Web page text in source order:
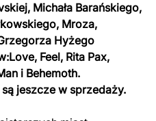
Michała Barańskiego,
Mroza,
Hyżego
Feel, Rita Pax,
i Behemoth.
są jeszcze w sprzedaży.